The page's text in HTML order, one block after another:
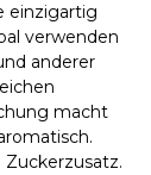
einzigartig
verwenden
anderer
macht